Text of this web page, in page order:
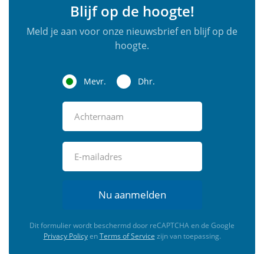
Blijf op de hoogte!
Meld je aan voor onze nieuwsbrief en blijf op de
hoogte.
Mevr. Dhr.
Nu aanmelden
Dit formulier wordt beschermd door reCAPTCHA en de Google
Privacy PolicyenTerms of Service zijn van toepassing.